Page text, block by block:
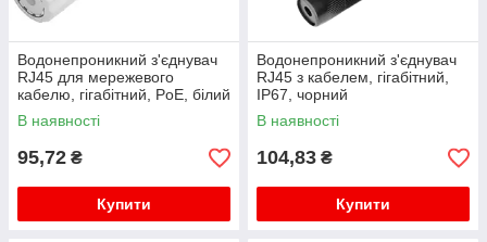
Водонепроникний з'єднувач
RJ45 для мережевого
кабелю, гігабітний, PoE, білий
В наявності
95,72 ₴
Купити
Водонепроникний з'єднувач
RJ45 з кабелем, гігабітний,
IP67, чорний
В наявності
104,83 ₴
Купити